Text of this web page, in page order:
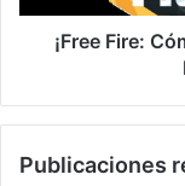
del
Campeón!
¡Free Fire:
Publicaciones